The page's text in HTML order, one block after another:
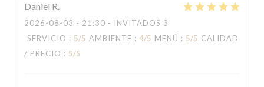
Daniel R
2026-08-03 - 21:30 - INVITADOS 3
SERVICIO : 5/5 AMBIENTE : 4/5 MENÚ : 5/5 CALIDAD
/ PRECIO : 5/5